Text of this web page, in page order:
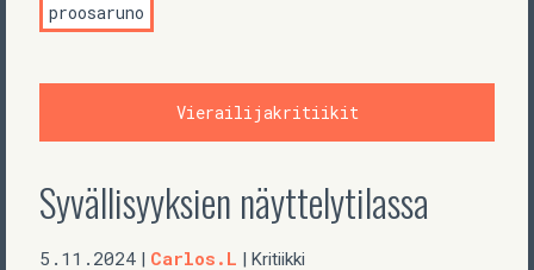
proosaruno
Vierailijakritiikit
Syvällisyyksien näyttelytilassa
5.11.2024 | Carlos.L | Kritiikki